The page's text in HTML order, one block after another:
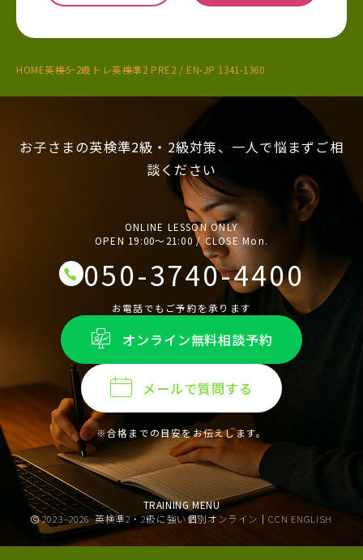
HOME英検5~2級トレ英検準2 PRE2 / EN-JP 1341-1360
お子さまの英検準2級・2級対策、一人で悩まずご相
談ください
ONLINE LESSON ONLY
OPEN 19:00〜21:00 / CLOSE Mon.
050-3740-4400
お電話でもご予約を承ります
オンライン無料相談予約
メールで質問する
※合格までの目安をお伝えします。
TRAINING MENU
2023–2026 英検準2・2級に強い個別オンライン｜CCN ENGLISH